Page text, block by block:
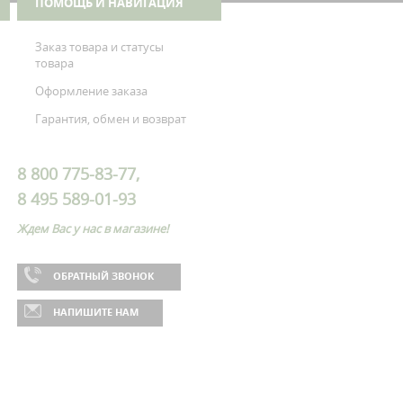
Заказ товара и статусы
товара
Оформление заказа
Гарантия, обмен и возврат
8 800 775-83-77,
8 495 589-01-93
Ждем Вас у нас в магазине!
ОБРАТНЫЙ ЗВОНОК
НАПИШИТЕ НАМ